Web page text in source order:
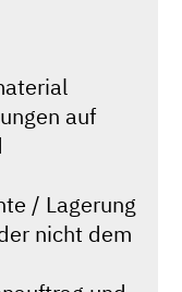
auf
/ Lagerung
nicht dem